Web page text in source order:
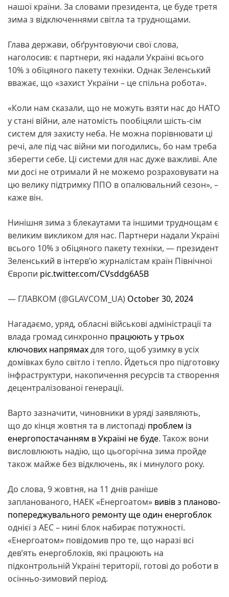
нашої країни. За словами президента, це буде третя
зима з відключеннями світла та труднощами.
Глава держави, обґрунтовуючи свої слова,
наголосив: є партнери, які надали Україні всього
10% з обіцяного пакету техніки. Однак Зеленський
вважає, що «захист України – це спільна робота».
«Коли нам сказали, що не можуть взяти нас до НАТО
у стані війни, але натомість пообіцяли шість-сім
систем для захисту неба. Не можна порівнювати ці
речі, але під час війни ми погодились, бо нам треба
зберегти себе. Ці системи для нас дуже важливі. Але
ми досі не отримали й не можемо розраховувати на
цю велику підтримку ППО в опалювальний сезон», –
каже він.
Нинішня зима з блекаутами та іншими труднощам є
великим викликом для нас. Партнери надали Україні
всього 10% з обіцяного пакету техніки, — президент
Зеленський в інтерв’ю журналістам країн Північної
Європи pic.twitter.com/CVsddg6A5B
— ГЛАВКОМ (@GLAVCOM_UA) October 30, 2024
Нагадаємо, уряд, обласні військові адміністрації та
влада громад синхронно працюють у трьох
ключових напрямахдля того, щоб узимку в усіх
домівках було світло і тепло. Йдеться про підготовку
інфраструктури, накопичення ресурсів та створення
децентралізованої генерації.
Варто зазначити, чиновники в уряді заявляють,
що до кінця жовтня та в листопаді проблем із
енергопостачанням в Україні не буде. Також вони
висловлюють надію, що цьогорічна зима пройде
також майже без відключень, як і минулого року.
До слова, 9 жовтня, на 11 днів раніше
запланованого, НАЕК «Енергоатом» вивів з планово-
попереджувального ремонту ще один енергоблок
однієї з АЕС – нині блок набирає потужності.
«Енергоатом» повідомив про те, що наразі всі
дев’ять енергоблоків, які працюють на
підконтрольній Україні території, готові до роботи в
осінньо-зимовий період.